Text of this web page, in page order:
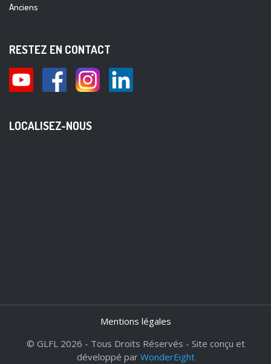
Anciens
RESTEZ EN CONTACT
LOCALISEZ-NOUS
Mentions légales
© GLFL 2026 - Tous Droits Réservés - Site conçu et
développé par WonderEight